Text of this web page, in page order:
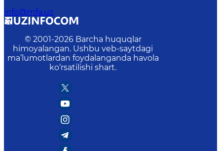
info@mfa.uz
© 2001-2026 Barcha huquqlar
himoyalangan. Ushbu veb-saytdagi
ma’lumotlardan foydalanganda havola
ko‘rsatilishi shart.